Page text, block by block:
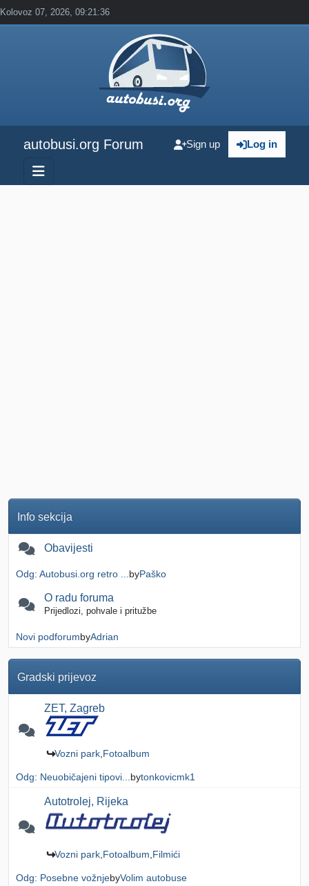
Kolovoz 07, 2026, 09:21:36
autobusi.org Forum Log in
Sign up
Info sekcija
Obavijesti
Odg: Autobusi.org retro ... byPaško
O radu foruma
Prijedlozi, pohvale i pritužbe
Novi podforumbyAdrian
Gradski prijevoz
ZET, Zagreb
Vozni park Fotoalbum
Odg: Neuobičajeni tipovi... bytonkovicmk1
Autotrolej, Rijeka
Vozni park Fotoalbum Filmići
Odg: Posebne vožnjebyVolim autobuse